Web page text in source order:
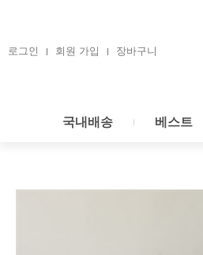
츠로그인 회원 가입 장바구니
국내배송 베스트